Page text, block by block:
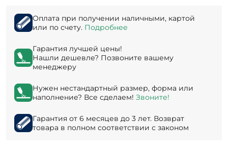
Оплата при получении наличными, картой
или по счету. Подробнее
Гарантия лучшей цены!
Нашли дешевле? Позвоните вашему
менеджеру
Нужен нестандартный размер, форма или
наполнение? Все сделаем! Звоните!
Гарантия от 6 месяцев до 3 лет. Возврат
товара в полном соответствии с законом